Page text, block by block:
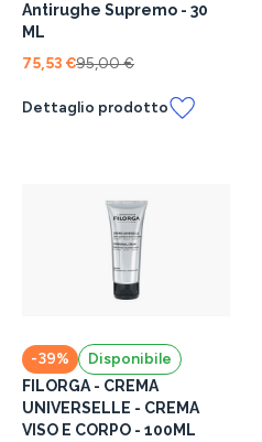
Antirughe Supremo - 30
ML
75,53 €95,00 €
Dettaglio prodotto
-39% Disponibile
FILORGA - CREMA
UNIVERSELLE - CREMA
VISO E CORPO - 100ML